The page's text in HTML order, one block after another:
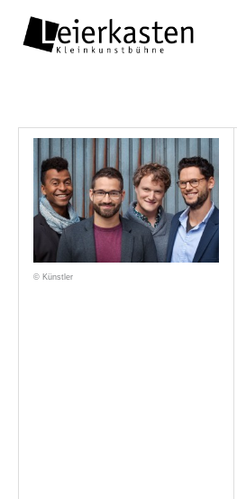
Inhalt
© Künstler